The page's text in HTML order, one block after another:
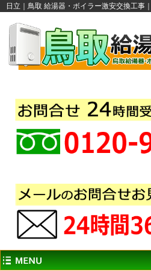
日立｜鳥取 給湯器・ボイラー激安交換工事